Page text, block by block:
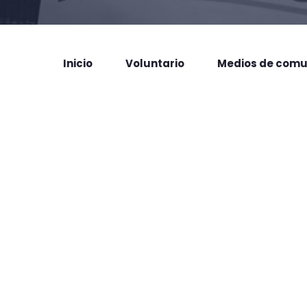
Inicio Voluntario Medios de